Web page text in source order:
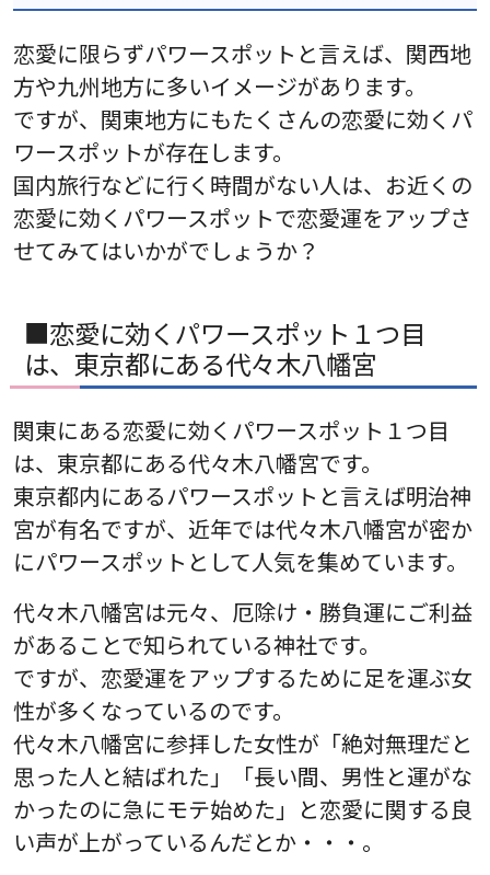
恋愛に限らずパワースポットと言えば、関西地
方や九州地方に多いイメージがあります。
ですが、関東地方にもたくさんの恋愛に効くパ
ワースポットが存在します。
国内旅行などに行く時間がない人は、お近くの
恋愛に効くパワースポットで恋愛運をアップさ
せてみてはいかがでしょうか？
■恋愛に効くパワースポット１つ目
は、東京都にある代々木八幡宮
関東にある恋愛に効くパワースポット１つ目
は、東京都にある代々木八幡宮です。
東京都内にあるパワースポットと言えば明治神
宮が有名ですが、近年では代々木八幡宮が密か
にパワースポットとして人気を集めています。
代々木八幡宮は元々、厄除け・勝負運にご利益
があることで知られている神社です。
ですが、恋愛運をアップするために足を運ぶ女
性が多くなっているのです。
代々木八幡宮に参拝した女性が「絶対無理だと
思った人と結ばれた」「長い間、男性と運がな
かったのに急にモテ始めた」と恋愛に関する良
い声が上がっているんだとか・・・。